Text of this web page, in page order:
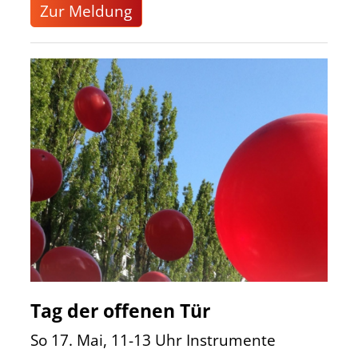
Zur Meldung
Tag der offenen Tür
So 17. Mai, 11-13 Uhr Instrumente